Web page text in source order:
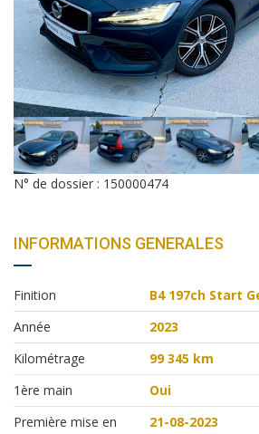
N° de dossier : 150000474
INFORMATIONS GENERALES
Finition
B4 197ch Start
Année
2023
Kilométrage
99 345 km
1ère main
Oui
Première mise en
21-08-2023